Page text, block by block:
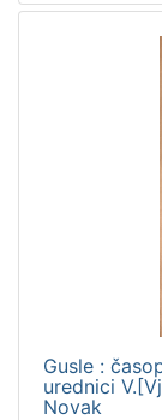
Gusle :
urednici
Novak